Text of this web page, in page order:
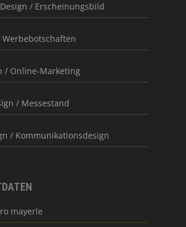
/ Erscheinungsbild
/ Online-Marketing
/ Messestand
/ Kommunikationsdesign
mayerle